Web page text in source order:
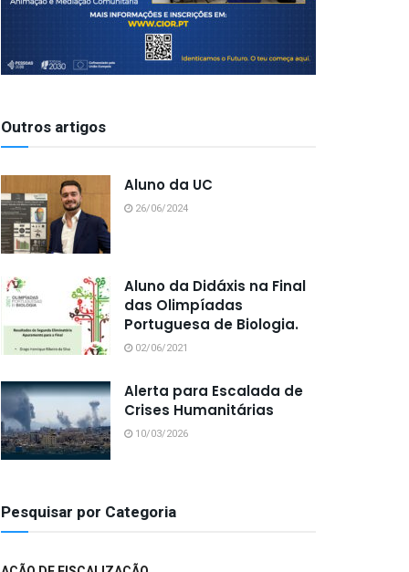
Outros artigos
Aluno da UC
26/06/2024
Aluno da Didáxis na Final
das Olimpíadas
Portuguesa de Biologia.
02/06/2021
Alerta para Escalada de
Crises Humanitárias
10/03/2026
Pesquisar por Categoria